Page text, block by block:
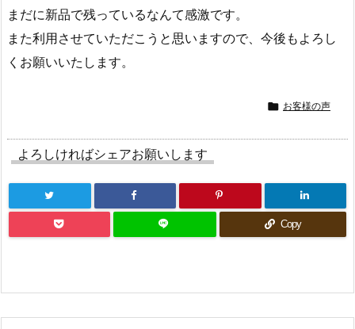
まだに新品で残っているなんて感激です。
また利用させていただこうと思いますので、今後もよろし
くお願いいたします。
 お客様の声
よろしければシェアお願いします
Copy